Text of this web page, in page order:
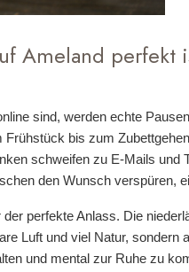
Ameland perfekt
sind, werden echte
Frühstück bis zum
schweifen zu E-Mails und
den Wunsch verspüren,
perfekte Anlass. Die
Luft und viel Natur, sondern
und mental zur Ruhe zu